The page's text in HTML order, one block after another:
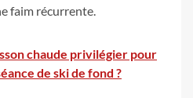
faim récurrente.
chaude privilégier pour
de ski de fond ?